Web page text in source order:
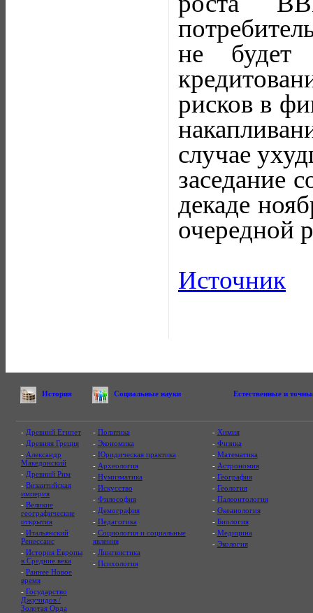
не будет
рисков в
случае
заседание
декаде
очередной
Источник
История Социальные науки Естественные и
- Древний Египет
- Древняя Греция
- Александр
Македонский
- Древний Рим
- Византийская
империя
- Великие
географические
открытия
- Итальянский
Ренессанс
- История Европы
в Средние века
- Раннее Новое
время
- Государство
Джучидов /
Золотая Орда
- Политика
- Экономика
- Юридическая практика
- Археология
- Нумизматика
- Искусство
- Философия
- Демография
- Педагогика
- Социология и социальные
явления
- Лингвистика
- Психология
- Химия
- Физика
- Математика
- Астрономия
- География
- Геология
- Палеонтология
- Океанология
- Биология
- Медицина
- Экология